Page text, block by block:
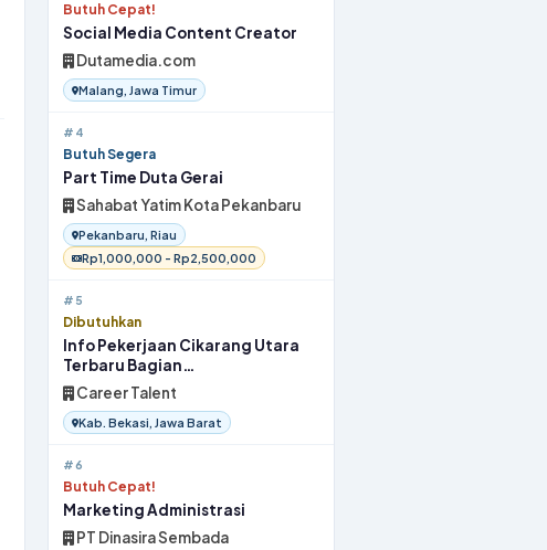
Butuh Cepat!
Social Media Content Creator
Dutamedia.com
Malang, Jawa Timur
#4
Butuh Segera
Part Time Duta Gerai
Sahabat Yatim Kota Pekanbaru
Pekanbaru, Riau
Rp1,000,000 - Rp2,500,000
#5
Dibutuhkan
Info Pekerjaan Cikarang Utara
Terbaru Bagian
OperatorProduksi 2026
Career Talent
Kab. Bekasi, Jawa Barat
#6
Butuh Cepat!
Marketing Administrasi
PT Dinasira Sembada